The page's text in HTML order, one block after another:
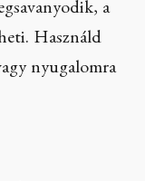
a
Használd
nyugalomra